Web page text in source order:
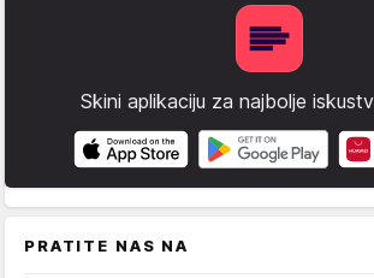
Skini aplikaciju za najbolje
PRATITE NAS NA